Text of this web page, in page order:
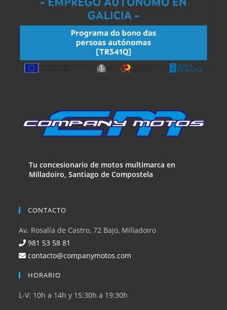
Tu concesionario de motos multimarca en
Milladoiro, Santiago de Compostela
CONTACTO
Av. Rosalía de Castro, 72 Bajo, Milladoiro
981 53 58 81
contacto@companymotos.com
HORARIO
L-V: 10h a 14h y 15:30h a 19:30h